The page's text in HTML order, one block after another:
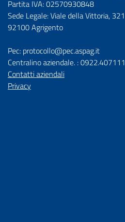
Partita IVA: 02570930848
Sede Legale: Viale della Vittoria, 321
92100 Agrigento
Pec: protocollo@pec.aspag.it
Centralino aziendale. : 0922.407111
Contatti aziendali
Privacy